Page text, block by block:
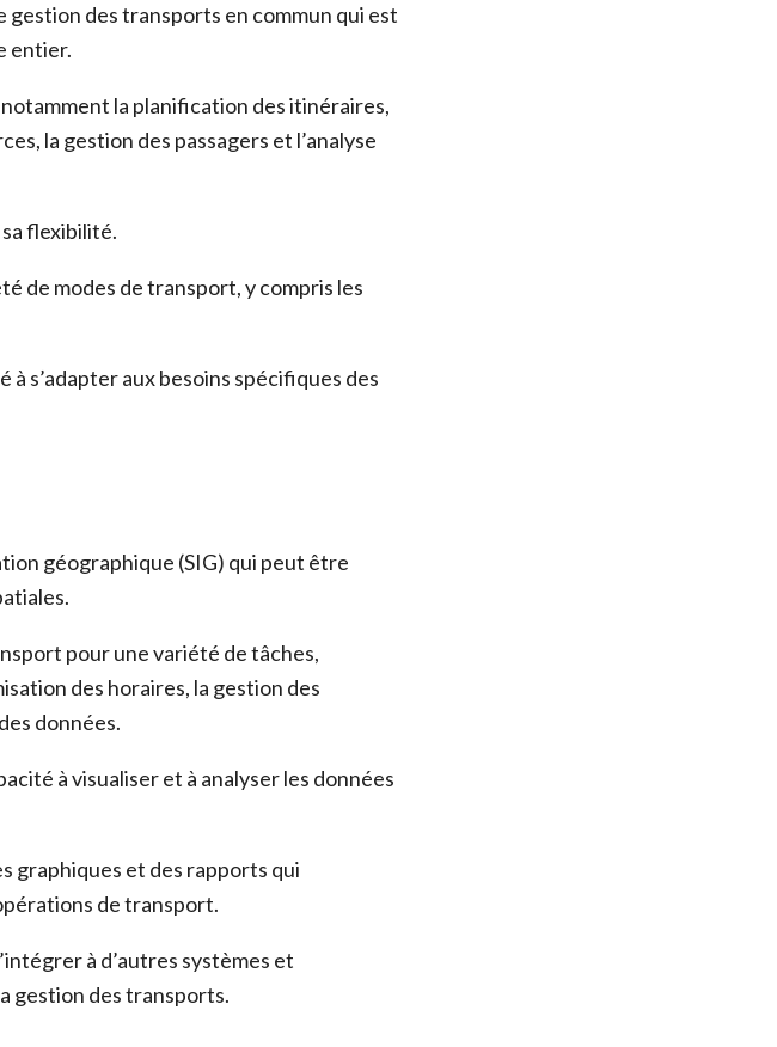
des transports en commun qui est
entier.
la planification des itinéraires,
la gestion des passagers et l’analyse
flexibilité.
de modes de transport, y compris les
s’adapter aux besoins spécifiques des
géographique (SIG) qui peut être
pour une variété de tâches,
des horaires, la gestion des
données.
à visualiser et à analyser les données
graphiques et des rapports qui
de transport.
à d’autres systèmes et
gestion des transports.